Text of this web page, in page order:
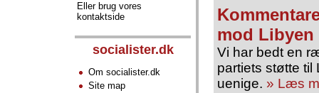
mod Libyen
Vi har bedt en
partiets støtte
uenige. » Læs
Eller brug vores
kontaktside
socialister.dk
Om socialister.dk
Site map